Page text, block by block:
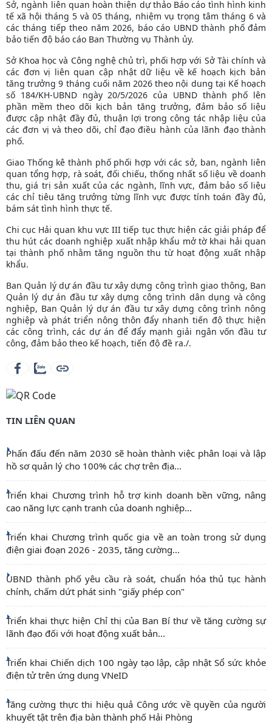
Sở, ngành liên quan hoàn thiện dự thảo Báo cáo tình hình kinh
tế xã hội tháng 5 và 05 tháng, nhiệm vụ trọng tâm tháng 6 và
các tháng tiếp theo năm 2026, báo cáo UBND thành phố đảm
bảo tiến độ báo cáo Ban Thường vụ Thành ủy.
Sở Khoa học và Công nghệ chủ trì, phối hợp với Sở Tài chính và
các đơn vị liên quan cập nhật dữ liệu về kế hoạch kịch bản
tăng trưởng 9 tháng cuối năm 2026 theo nội dung tại Kế hoạch
số 184/KH-UBND ngày 20/5/2026 của UBND thành phố lên
phần mềm theo dõi kịch bản tăng trưởng, đảm bảo số liệu
được cập nhật đầy đủ, thuận lợi trong công tác nhập liệu của
các đơn vị và theo dõi, chỉ đạo điều hành của lãnh đạo thành
phố.
Giao Thống kê thành phố phối hợp với các sở, ban, ngành liên
quan tổng hợp, rà soát, đối chiếu, thống nhất số liệu về doanh
thu, giá trị sản xuất của các ngành, lĩnh vực, đảm bảo số liệu
các chỉ tiêu tăng trưởng từng lĩnh vực được tính toán đầy đủ,
bám sát tình hình thực tế.
Chi cục Hải quan khu vực III tiếp tục thực hiện các giải pháp để
thu hút các doanh nghiệp xuất nhập khẩu mở tờ khai hải quan
tại thành phố nhằm tăng nguồn thu từ hoạt động xuất nhập
khẩu.
Ban Quản lý dự án đầu tư xây dựng công trình giao thông, Ban
Quản lý dự án đầu tư xây dựng công trình dân dụng và công
nghiệp, Ban Quản lý dự án đầu tư xây dựng công trình nông
nghiệp và phát triển nông thôn đẩy nhanh tiến độ thực hiện
các công trình, các dự án để đẩy mạnh giải ngân vốn đầu tư
công, đảm bảo theo kế hoạch, tiến độ đề ra./.
TIN LIÊN QUAN
Phấn đấu đến năm 2030 sẽ hoàn thành việc phân loại và lập
hồ sơ quản lý cho 100% các chợ trên địa...
Triển khai Chương trình hỗ trợ kinh doanh bền vững, nâng
cao năng lực cạnh tranh của doanh nghiệp...
Triển khai Chương trình quốc gia về an toàn trong sử dụng
điện giai đoạn 2026 - 2035, tăng cường...
UBND thành phố yêu cầu rà soát, chuẩn hóa thủ tục hành
chính, chấm dứt phát sinh "giấy phép con"
Triển khai thực hiện Chỉ thị của Ban Bí thư về tăng cường sự
lãnh đạo đối với hoạt động xuất bản...
Triển khai Chiến dịch 100 ngày tạo lập, cập nhật Sổ sức khỏe
điện tử trên ứng dụng VNeID
Tăng cường thực thi hiệu quả Công ước về quyền của người
khuyết tật trên địa bàn thành phố Hải Phòng